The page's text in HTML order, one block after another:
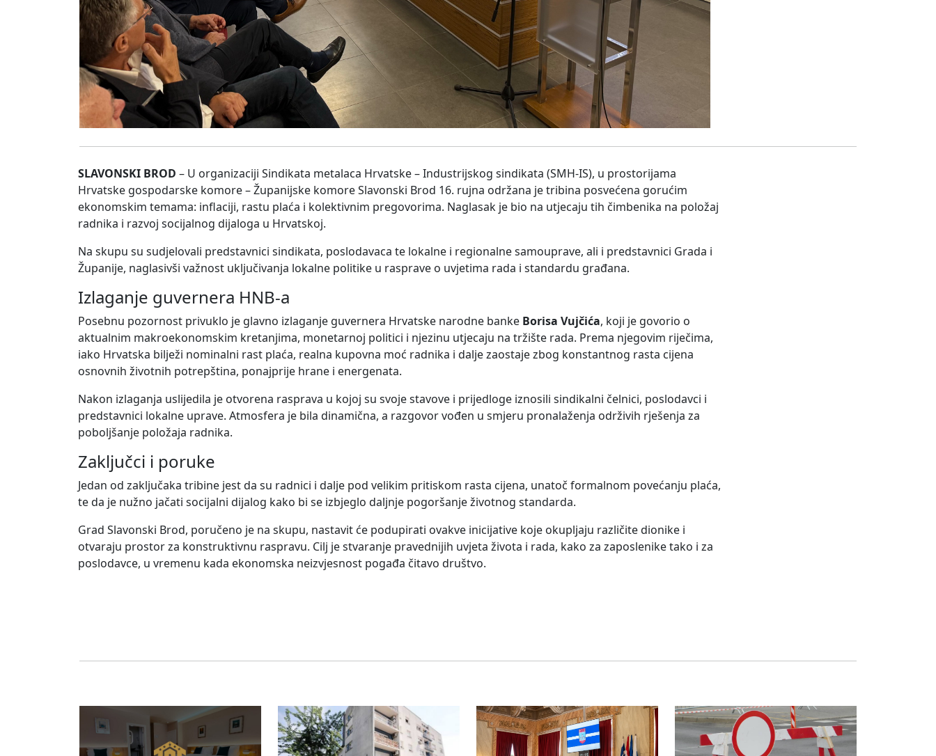
SLAVONSKI BROD – U organizaciji Sindikata metalaca Hrvatske – Industrijskog sindikata (SMH-IS), u prostorijama
Hrvatske gospodarske komore – Županijske komore Slavonski Brod 16. rujna održana je tribina posvećena gorućim
ekonomskim temama: inflaciji, rastu plaća i kolektivnim pregovorima. Naglasak je bio na utjecaju tih čimbenika na položaj
radnika i razvoj socijalnog dijaloga u Hrvatskoj.
Na skupu su sudjelovali predstavnici sindikata, poslodavaca te lokalne i regionalne samouprave, ali i predstavnici Grada i
Županije, naglasivši važnost uključivanja lokalne politike u rasprave o uvjetima rada i standardu građana.
Izlaganje guvernera HNB-a
Posebnu pozornost privuklo je glavno izlaganje guvernera Hrvatske narodne banke Borisa Vujčića, koji je govorio o
aktualnim makroekonomskim kretanjima, monetarnoj politici i njezinu utjecaju na tržište rada. Prema njegovim riječima,
iako Hrvatska bilježi nominalni rast plaća, realna kupovna moć radnika i dalje zaostaje zbog konstantnog rasta cijena
osnovnih životnih potrepština, ponajprije hrane i energenata.
Nakon izlaganja uslijedila je otvorena rasprava u kojoj su svoje stavove i prijedloge iznosili sindikalni čelnici, poslodavci i
predstavnici lokalne uprave. Atmosfera je bila dinamična, a razgovor vođen u smjeru pronalaženja održivih rješenja za
poboljšanje položaja radnika.
Zaključci i poruke
Jedan od zaključaka tribine jest da su radnici i dalje pod velikim pritiskom rasta cijena, unatoč formalnom povećanju plaća,
te da je nužno jačati socijalni dijalog kako bi se izbjeglo daljnje pogoršanje životnog standarda.
Grad Slavonski Brod, poručeno je na skupu, nastavit će podupirati ovakve inicijative koje okupljaju različite dionike i
otvaraju prostor za konstruktivnu raspravu. Cilj je stvaranje pravednijih uvjeta života i rada, kako za zaposlenike tako i za
poslodavce, u vremenu kada ekonomska neizvjesnost pogađa čitavo društvo.